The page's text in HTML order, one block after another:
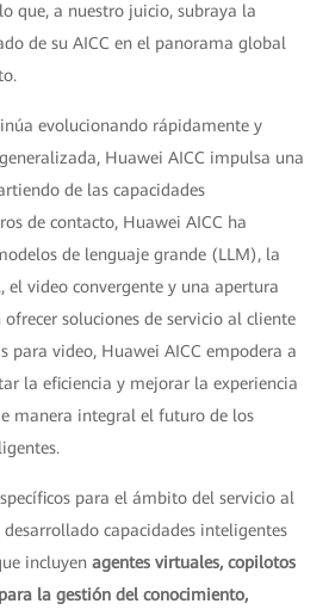
que, a nuestro juicio, subraya la
de su AICC en el panorama global
evolucionando rápidamente y
Huawei AICC impulsa una
de las capacidades
de contacto, Huawei AICC ha
de lenguaje grande (LLM), la
video convergente y una apertura
soluciones de servicio al cliente
para video, Huawei AICC empodera a
la eficiencia y mejorar la experiencia
manera integral el futuro de los
para el ámbito del servicio al
capacidades inteligentes
incluyen agentes virtuales, copilotos
la gestión del conocimiento,